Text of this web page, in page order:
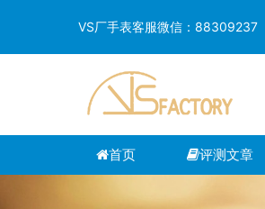
首页 评测文章
VS厂手表客服微信：88309237